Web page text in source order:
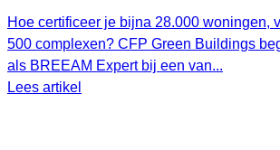
Hoe certificeer je bijna 28.000 woningen,
500 complexen? CFP Green Buildings
als BREEAM Expert bij een van...
Lees artikel